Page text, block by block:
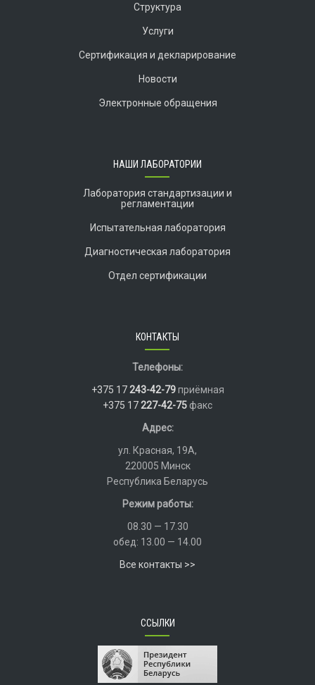
Структура
Услуги
Сертификация и декларирование
Новости
Электронные обращения
НАШИ ЛАБОРАТОРИИ
Лаборатория стандартизации и
регламентации
Испытательная лаборатория
Диагностическая лаборатория
Отдел сертификации
КОНТАКТЫ
Телефоны:
+375 17243-42-79приёмная
+375 17227-42-75факс
Адрес:
ул. Красная, 19А,
220005 Минск
Республика Беларусь
Режим работы:
08.30 — 17.30
обед: 13.00 — 14.00
Все контакты >>
ССЫЛКИ